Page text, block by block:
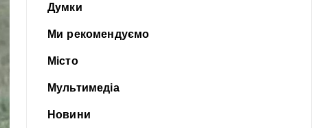
Думки
Ми рекомендуємо
Місто
Мультимедіа
Новини